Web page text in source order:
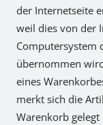
der Internetseite
weil dies von der
Computersystem
übernommen
eines
merkt sich die
Warenkorb